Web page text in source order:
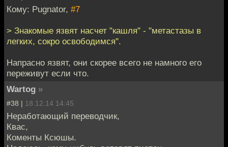
Кому: Pugnator, #7
> Знакомые язвят насчет "кашля" - "метастазы в
легких, сокро освободимся".
Напрасно язвят, они скорее всего не намного его
переживут если что.
Wartog »
#38 | 18.12.14 14:45
Неработающий переводчик,
Квас,
Коменты Ксюшы.